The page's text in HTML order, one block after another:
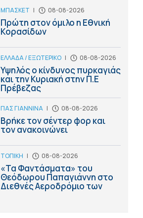
ΜΠΑΣΚΕΤ | 08-08-2026
Πρώτη στον όμιλο η Εθνική
Κορασίδων
ΕΛΛΑΔΑ / ΕΞΩΤΕΡΙΚΟ | 08-08-2026
Υψηλός ο κίνδυνος πυρκαγιάς
και την Κυριακή στην Π.Ε
Πρέβεζας
ΠΑΣ ΓΙΑΝΝΙΝΑ | 08-08-2026
Βρήκε τον σέντερ φορ και
τον ανακοινώνει
ΤΟΠΙΚΗ | 08-08-2026
«Τα Φαντάσματα» του
Θεόδωρου Παπαγιάννη στο
Διεθνές Αεροδρόμιο των